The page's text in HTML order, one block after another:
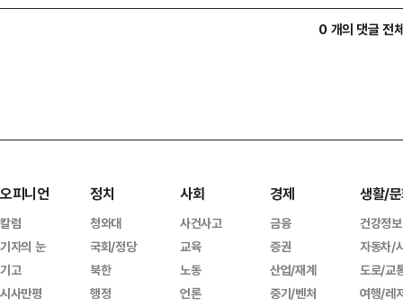
0 개의 댓글 전
오피니언
칼럼
기자의 눈
기고
시사만평
정치
청와대
국회/정당
북한
행정
사회
사건사고
교육
노동
언론
경제
금융
증권
산업/재계
중기/벤처
생활/
건강정보
자동차/
도로/교
여행/레